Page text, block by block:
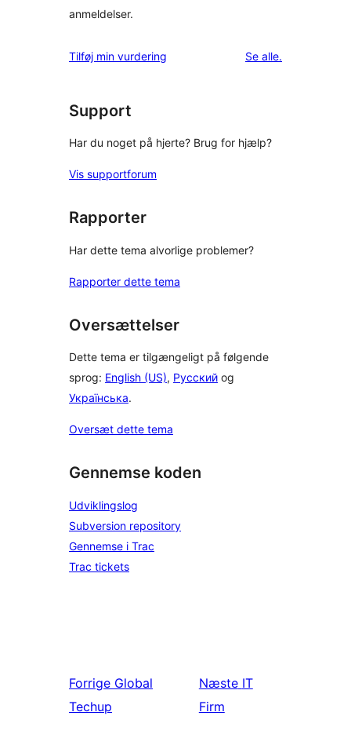
anmeldelser.
Tilføj min vurdering Se alleanmeldelser
.
Support
Har du noget på hjerte? Brug for hjælp?
Vis supportforum
Rapporter
Har dette tema alvorlige problemer?
Rapporter dette tema
Oversættelser
Dette tema er tilgængeligt på følgende
sprog: English (US), Русский og
Українська.
Oversæt dette tema
Gennemse koden
Udviklingslog
Subversion repository
Gennemse i Trac
Trac tickets
Forrige Global
Techup
Næste IT
Firm